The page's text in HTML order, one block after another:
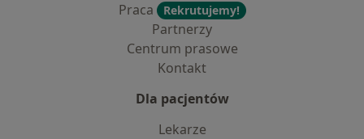
Praca
Rekrutujemy!
Partnerzy
Centrum prasowe
Kontakt
Dla pacjentów
Lekarze